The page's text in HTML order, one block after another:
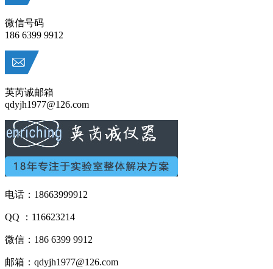
微信号码
186 6399 9912
英芮诚邮箱
qdyjh1977@126.com
电话：18663999912
QQ ：116623214
微信：186 6399 9912
邮箱：qdyjh1977@126.com